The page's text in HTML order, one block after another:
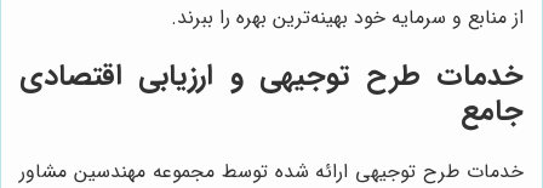
از منابع و سرمایه خود بهینه‌ترین بهره را ببرند.
خدمات طرح توجیهی و ارزیابی اقتصادی
جامع
خدمات طرح توجیهی ارائه شده توسط مجموعه مهندسین مشاور